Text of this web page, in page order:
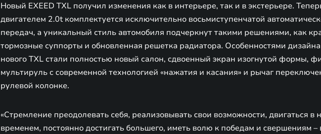
Новый EXEED TXL получил изменения как в интерьере, так и в экстерьере.
двигателем 2.0t комплектуется исключительно восьмиступенчатой
передач, а уникальный стиль автомобиля подчеркнут такими решениями, как
тормозные суппорты и обновленная решетка радиатора. Особенностями
нового TXL стали полностью новый салон, сдвоенный экран изогнутой формы,
мультируль с современной технологией «нажатия и касания» и рычаг
рулевой колонке.
«Стремление преодолевать себя, реализовывать свои возможности, двигаться в
временем, постоянно достигать большего, иметь волю к победам и свершениям –